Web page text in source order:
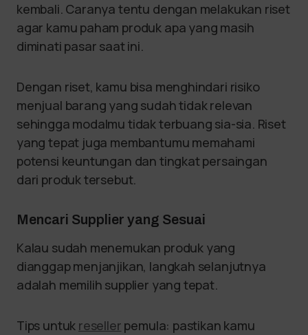
kembali. Caranya tentu dengan melakukan riset
agar kamu paham produk apa yang masih
diminati pasar saat ini.
Dengan riset, kamu bisa menghindari risiko
menjual barang yang sudah tidak relevan
sehingga modalmu tidak terbuang sia-sia. Riset
yang tepat juga membantumu memahami
potensi keuntungan dan tingkat persaingan
dari produk tersebut.
Mencari Supplier yang Sesuai
Kalau sudah menemukan produk yang
dianggap menjanjikan, langkah selanjutnya
adalah memilih supplier yang tepat.
Tips untuk reseller pemula: pastikan kamu